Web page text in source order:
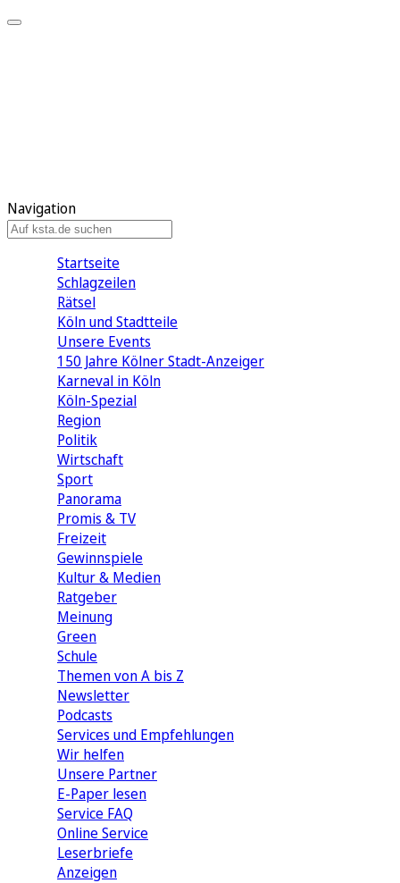
Navigation
Startseite
Schlagzeilen
Rätsel
Köln und Stadtteile
Unsere Events
150 Jahre Kölner Stadt-Anzeiger
Karneval in Köln
Köln-Spezial
Region
Politik
Wirtschaft
Sport
Panorama
Promis & TV
Freizeit
Gewinnspiele
Kultur & Medien
Ratgeber
Meinung
Green
Schule
Themen von A bis Z
Newsletter
Podcasts
Services und Empfehlungen
Wir helfen
Unsere Partner
E-Paper lesen
Service FAQ
Online Service
Leserbriefe
Anzeigen